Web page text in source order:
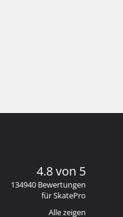
4.8 von 5
134940 Bewertungen
für SkatePro
Alle zeigen